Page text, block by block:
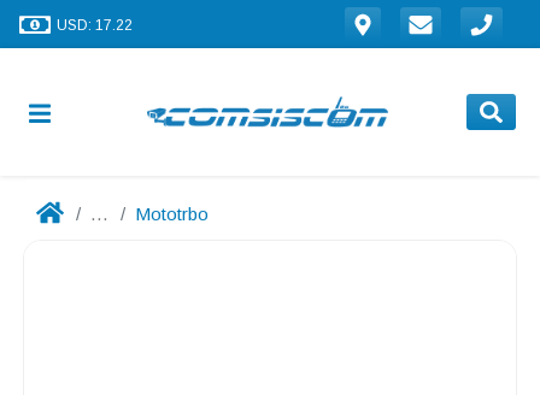
USD: 17.22
... Mototrbo